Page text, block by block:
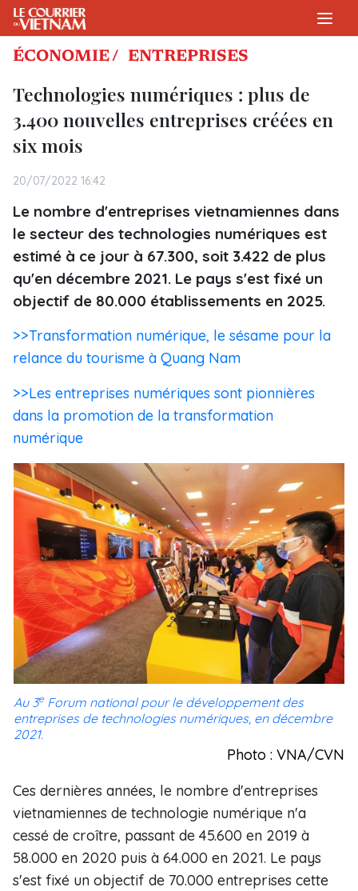
ÉCONOMIE / ENTREPRISES
Technologies numériques : plus de
3.400 nouvelles entreprises créées en
six mois
20/07/2022 16:42
Le nombre d'entreprises vietnamiennes dans
le secteur des technologies numériques est
estimé à ce jour à 67.300, soit 3.422 de plus
qu'en décembre 2021. Le pays s'est fixé un
objectif de 80.000 établissements en 2025.
>>Transformation numérique, le sésame pour la
relance du tourisme à Quang Nam
>>Les entreprises numériques sont pionnières
dans la promotion de la transformation
numérique
Au 3e Forum national pour le développement des
entreprises de technologies numériques, en décembre
2021.
Photo : VNA/CVN
Ces dernières années, le nombre d'entreprises
vietnamiennes de technologie numérique n'a
cessé de croître, passant de 45.600 en 2019 à
58.000 en 2020 puis à 64.000 en 2021. Le pays
s'est fixé un objectif de 70.000 entreprises cette